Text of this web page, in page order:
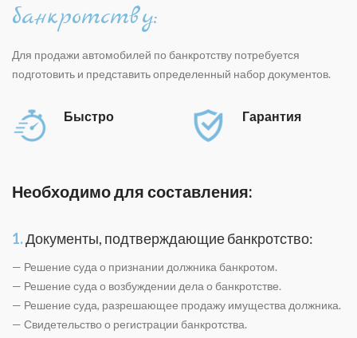
банкротству:
Для продажи автомобилей по банкротству потребуется
подготовить и представить определенный набор документов.
Быстро Гарантия
Необходимо для составления:
1.Документы, подтверждающие банкротство:
— Решение суда о признании должника банкротом.
— Решение суда о возбуждении дела о банкротстве.
— Решение суда, разрешающее продажу имущества должника.
— Свидетельство о регистрации банкротства.